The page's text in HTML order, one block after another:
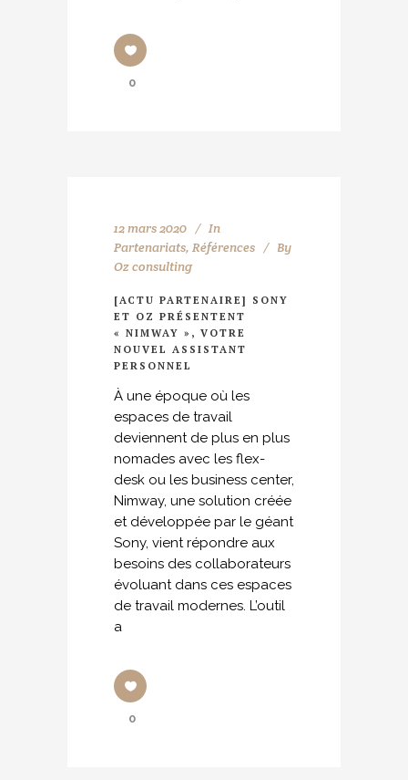
0
12 mars 2020
In
Partenariats, Références
By
Oz consulting
[ACTU PARTENAIRE] SONY
ET OZ PRÉSENTENT
« NIMWAY », VOTRE
NOUVEL ASSISTANT
PERSONNEL
À une époque où les
espaces de travail
deviennent de plus en plus
nomades avec les flex-
desk ou les business center,
Nimway, une solution créée
et développée par le géant
Sony, vient répondre aux
besoins des collaborateurs
évoluant dans ces espaces
de travail modernes. L’outil
a
0